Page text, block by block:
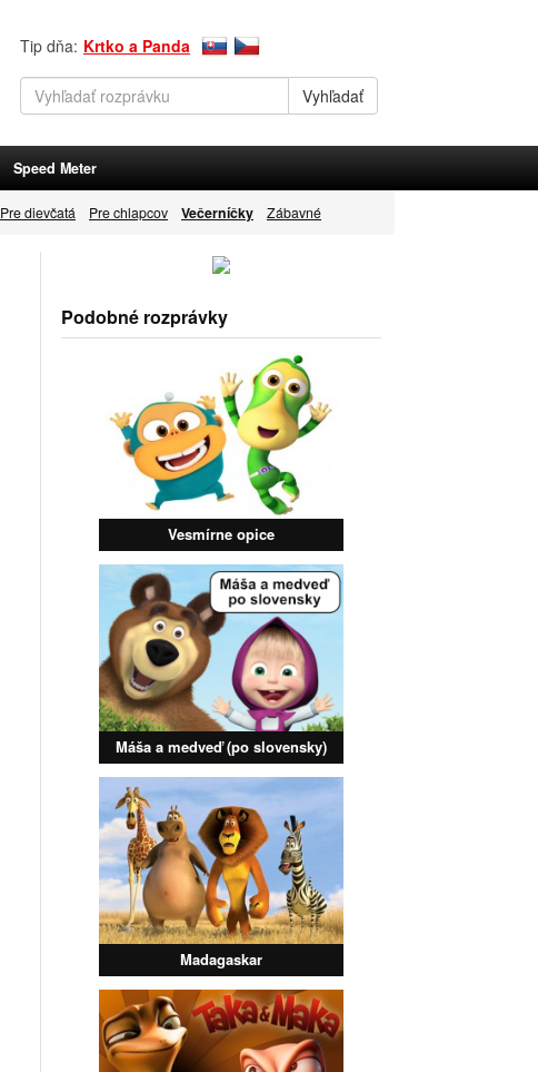
Tip dňa: Krtko a Panda
Speed Meter
Pre dievčatá Pre chlapcov Večerníčky Zábavné
Podobné rozprávky
Vesmírne opice
Máša a medveď (po slovensky)
Madagaskar